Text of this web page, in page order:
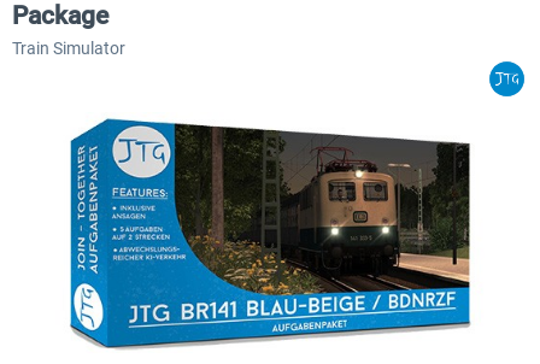
Just Trains - U-Bahn Hamburg U1 &
Package
Train Simulator